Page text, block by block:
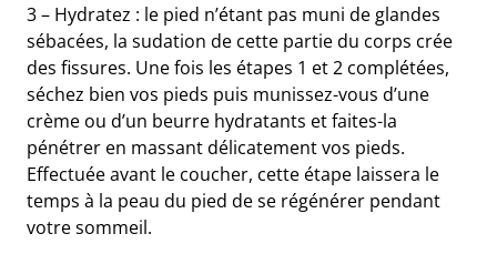
3 – Hydratez : le pied n’étant pas muni de glandes
sébacées, la sudation de cette partie du corps crée
des fissures. Une fois les étapes 1 et 2 complétées,
séchez bien vos pieds puis munissez-vous d’une
crème ou d’un beurre hydratants et faites-la
pénétrer en massant délicatement vos pieds.
Effectuée avant le coucher, cette étape laissera le
temps à la peau du pied de se régénérer pendant
votre sommeil.